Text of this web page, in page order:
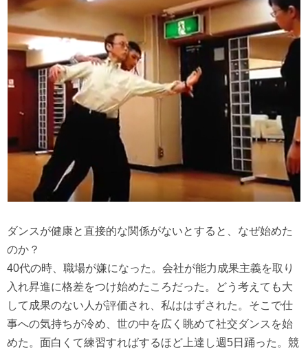
ダンスが健康と直接的な関係がないとすると、なぜ始めた
のか？
40代の時、職場が嫌になった。会社が能力成果主義を取り
入れ昇進に格差をつけ始めたころだった。どう考えても大
して成果のない人が評価され、私ははずされた。そこで仕
事への気持ちが冷め、世の中を広く眺めて社交ダンスを始
めた。面白くて練習すればするほど上達し週5日踊った。競